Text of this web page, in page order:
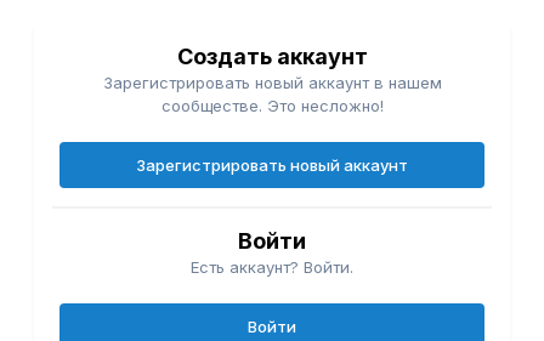
Создать аккаунт
Зарегистрировать новый аккаунт в нашем
сообществе. Это несложно!
Зарегистрировать новый аккаунт
Войти
Есть аккаунт? Войти.
Войти